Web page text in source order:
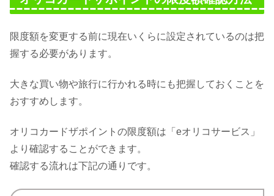
限度額を変更する前に現在いくらに設定されているのは把
握する必要があります。
大きな買い物や旅行に行かれる時にも把握しておくことを
おすすめします。
オリコカードザポイントの限度額は「eオリコサービス」
より確認することができます。
確認する流れは下記の通りです。